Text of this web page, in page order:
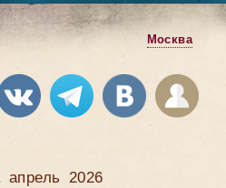
Москва
2026